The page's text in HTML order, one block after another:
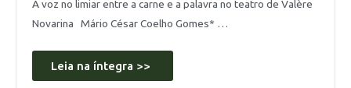
A voz no limiar entre a carne e a palavra no teatro de Valère
Novarina Mário César Coelho Gomes* …
Leia na íntegra >>